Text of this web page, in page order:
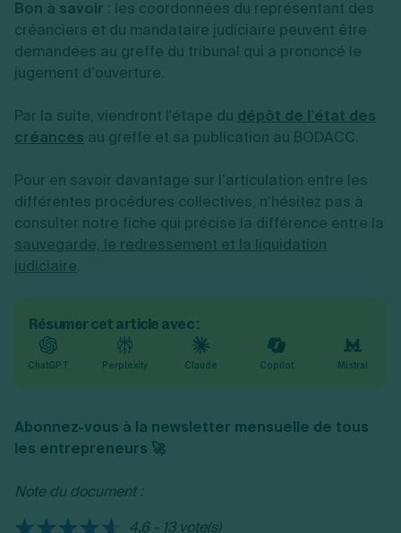
Bon à savoir : les coordonnées du représentant des
créanciers et du mandataire judiciaire peuvent être
demandées au greffe du tribunal qui a prononcé le
jugement d’ouverture.
Par la suite, viendront l'étape du dépôt de l’état des
créances au greffe et sa publication au BODACC.
Pour en savoir davantage sur l’articulation entre les
différentes procédures collectives, n’hésitez pas à
consulter notre fiche qui précise la différence entre la
sauvegarde, le redressement et la liquidation
judiciaire.
Résumer cet article avec :
ChatGPT Perplexity Claude Copilot Mistral
Abonnez-vous à la newsletter mensuelle de tous
les entrepreneurs 🚀
Note du document :
4,6 - 13 vote(s)